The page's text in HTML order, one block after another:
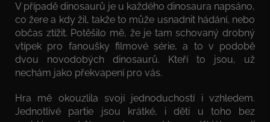
V případě dinosaurů je u každého dinosaura napsáno,
co žere a kdy žil, takže to může usnadnit hádání, nebo
občas ztížit. Potěšilo mě, že je tam schovaný drobný
vtípek pro fanoušky filmové série, a to v podobě
dvou novodobých dinosaurů. Kteří to jsou, už
nechám jako překvapení pro vás.
Hra mě okouzlila svojí jednoduchostí i vzhledem.
Jednotlivé partie jsou krátké, i děti u toho bez